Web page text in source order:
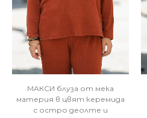
МАКСИ блуза от мека
материя в цвят керемида
с остро деолте и